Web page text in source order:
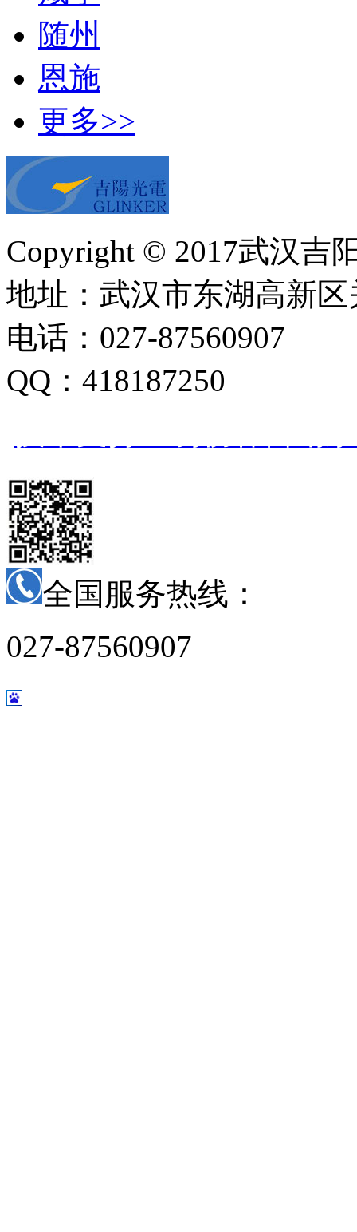
随州
恩施
更多>>
Copyright © 2017武汉
地址：武汉市东湖高新
电话：027-87560907
QQ：418187250
全国服务热线：
027-87560907